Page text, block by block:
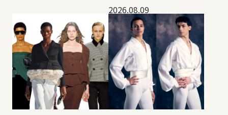
2026.08.09